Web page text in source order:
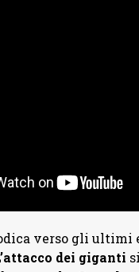
verso gli ultimi
dei giganti